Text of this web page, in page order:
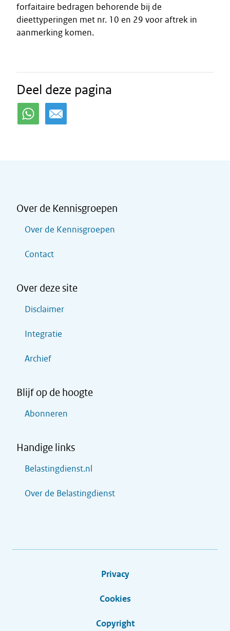
forfaitaire bedragen behorende bij de
dieettyperingen met nr. 10 en 29 voor aftrek in
aanmerking komen.
Deel deze pagina
Over de Kennisgroepen
Over de Kennisgroepen
Contact
Over deze site
Disclaimer
Integratie
Archief
Blijf op de hoogte
Abonneren
Handige links
Belastingdienst.nl
Over de Belastingdienst
Privacy
Cookies
Copyright